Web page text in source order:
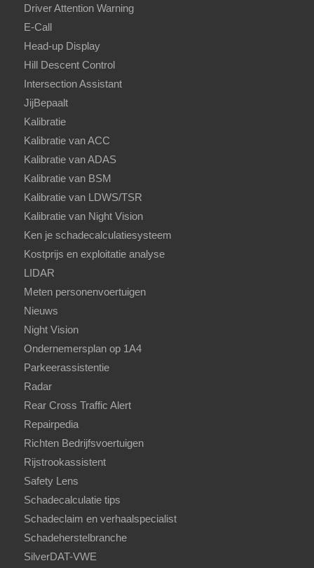
Driver Attention Warning
E-Call
Head-up Display
Hill Descent Control
Intersection Assistant
JijBepaalt
Kalibratie
Kalibratie van ACC
Kalibratie van ADAS
Kalibratie van BSM
Kalibratie van LDWS/TSR
Kalibratie van Night Vision
Ken je schadecalculatiesysteem
Kostprijs en exploitatie analyse
LIDAR
Meten personenvoertuigen
Nieuws
Night Vision
Ondernemersplan op 1A4
Parkeerassistentie
Radar
Rear Cross Traffic Alert
Repairpedia
Richten Bedrijfsvoertuigen
Rijstrookassistent
Safety Lens
Schadecalculatie tips
Schadeclaim en verhaalspecialist
Schadeherstelbranche
SilverDAT-VWE